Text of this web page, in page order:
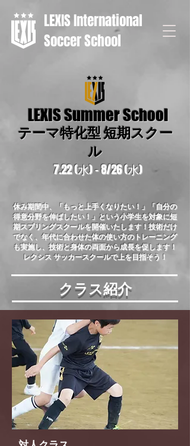
LEXIS International
Soccer School
LEXIS Summer School
テーマ特化型 短期スクー
ル
7.22 (水) - 8/26 (水)
休み期間中、「もっと上手くなりたい！」「自分の
得意分野を伸ばしたい！」という小学生を対象に短
期スプリングスクールを開催いたします！技術だけ
でなく、年代に合わせた体の使い方のトレーニング
も実施し、技術と身体の両面から成長を促します！
レクシス サッカースクールで上を目指そう！
クラス紹介